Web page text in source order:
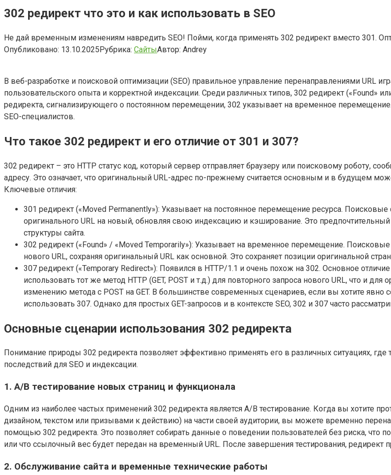
302 редирект что это и как использовать в SEO
Не дай временным изменениям навредить SEO! Пойми, когда применять 302 редирект вместо 301.
Опубликовано: 13.10.2025Рубрика: СайтыАвтор: Andrey
В веб-разработке и поисковой оптимизации (SEO) правильное управление перенаправлениями URL
пользовательского опыта и корректной индексации. Среди различных типов, 302 редирект («Found»
редиректа, сигнализирующего о постоянном перемещении, 302 указывает на временное
SEO-специалистов.
Что такое 302 редирект и его отличие от 301 и 307?
302 редирект – это HTTP статус код, который сервер отправляет браузеру или поисковому роботу,
адресу. Это означает, что оригинальный URL-адрес по-прежнему считается основным и в будущем
Ключевые отличия:
301 редирект («Moved Permanently»): Указывает на постоянное перемещение ресурса.
оригинального URL на новый, обновляя свою индексацию и кэширование. Это
структуры сайта.
302 редирект («Found» / «Moved Temporarily»): Указывает на временное перемещение.
нового URL, сохраняя оригинальный URL как основной. Это сохраняет позиции оригинальной
307 редирект («Temporary Redirect»): Появился в HTTP/1.1 и очень похож на 302. Основное
использовать тот же метод HTTP (GET, POST и т.д.) для повторного запроса нового URL, что и
изменению метода с POST на GET. В большинстве современных сценариев, если вы хотите
использовать 307. Однако для простых GET-запросов и в контексте SEO, 302 и 307 часто
Основные сценарии использования 302 редиректа
Понимание природы 302 редиректа позволяет эффективно применять его в различных ситуациях,
последствий для SEO и индексации.
1. A/B тестирование новых страниц и функционала
Одним из наиболее частых применений 302 редиректа является A/B тестирование. Когда вы хотите
дизайном, текстом или призывами к действию) на части своей аудитории, вы можете временно
помощью 302 редиректа. Это позволяет собирать данные о поведении пользователей без риска, что
или что ссылочный вес будет передан на временный URL. После завершения тестирования, редирект
2. Обслуживание сайта и временные технические работы